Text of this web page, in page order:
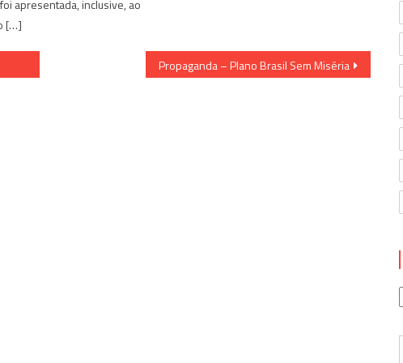
apresentada, inclusive, ao
[…]
Propaganda – Plano Brasil Sem Miséria